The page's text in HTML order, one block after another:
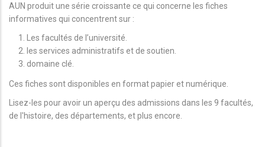
AUN produit une série croissante ce qui concerne les fiches
informatives qui concentrent sur :
Les facultés de l’université.
les services administratifs et de soutien.
domaine clé.
Ces fiches sont disponibles en format papier et numérique.
Lisez-les pour avoir un aperçu des admissions dans les 9 facultés,
de l'histoire, des départements, et plus encore.